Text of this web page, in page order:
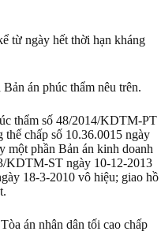
từ ngày hết thời hạn kháng
án phúc thẩm nêu trên.
thẩm số 48/2014/KDTM-PT
chấp số 10.36.0015 ngày
một phần Bản án kinh doanh
KDTM-ST ngày 10-12-2013
18-3-2010 vô hiệu; giao hồ
án nhân dân tối cao chấp